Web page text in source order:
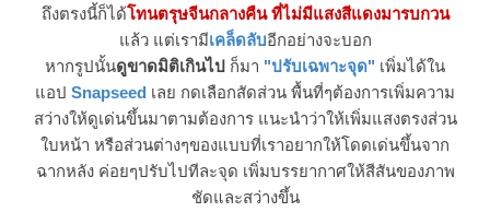
ถึงตรงนี้ก็ได้โทนตรุษจีนกลางคืน ที่ไม่มีแสงสีแดงมารบกวน
แล้ว แต่เรามีเคล็ดลับอีกอย่างจะบอก
หากรูปนั้นดูขาดมิติเกินไป ก็มา "ปรับเฉพาะจุด" เพิ่มได้ใน
แอป Snapseed เลย กดเลือกสัดส่วน พื้นที่ๆต้องการเพิ่มความ
สว่างให้ดูเด่นขึ้นมาตามต้องการ แนะนำว่าให้เพิ่มแสงตรงส่วน
ใบหน้า หรือส่วนต่างๆของแบบที่เราอยากให้โดดเด่นขึ้นจาก
ฉากหลัง ค่อยๆปรับไปทีละจุด เพิ่มบรรยากาศให้สีสันของภาพ
ชัดและสว่างขึ้น